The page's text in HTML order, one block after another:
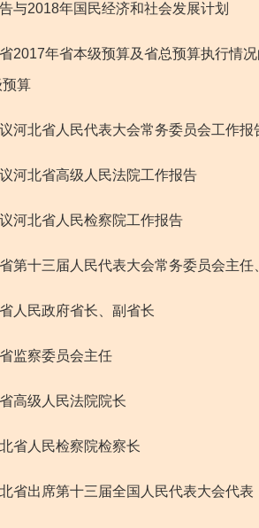
与2018年国民经济和社会发展计划
年省本级预算及省总预算执行情况
算
北省人民代表大会常务委员会工作报
北省高级人民法院工作报告
北省人民检察院工作报告
十三届人民代表大会常务委员会主任
民政府省长、副省长
察委员会主任
级人民法院院长
人民检察院检察长
出席第十三届全国人民代表大会代表